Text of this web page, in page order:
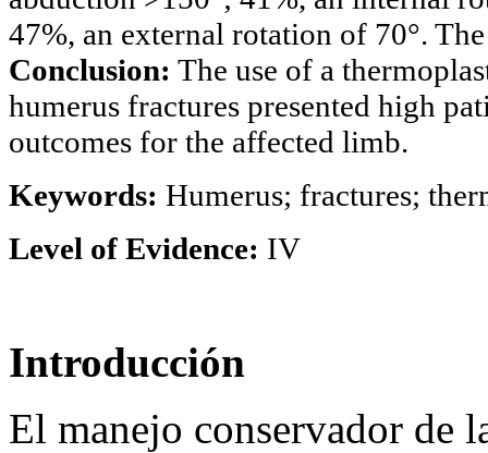
47%, an external rotation of 70°.
Conclusion: The use of a
humerus fractures presented high
outcomes for the affected limb.
Keywords: Humerus; fractures;
Level of Evidence: IV
Introducción
El manejo conservador de